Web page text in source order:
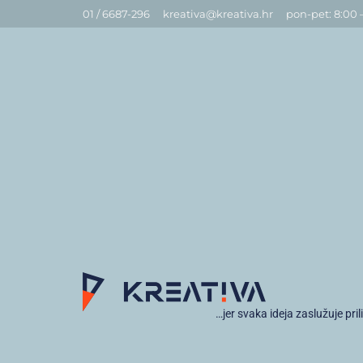
01 / 6687-296 kreativa@kreativa.hr pon-pet: 8:00
…jer svaka ideja zaslužuje